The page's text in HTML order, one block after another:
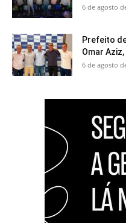
6 de agosto
Prefeito
Omar
6 de agosto